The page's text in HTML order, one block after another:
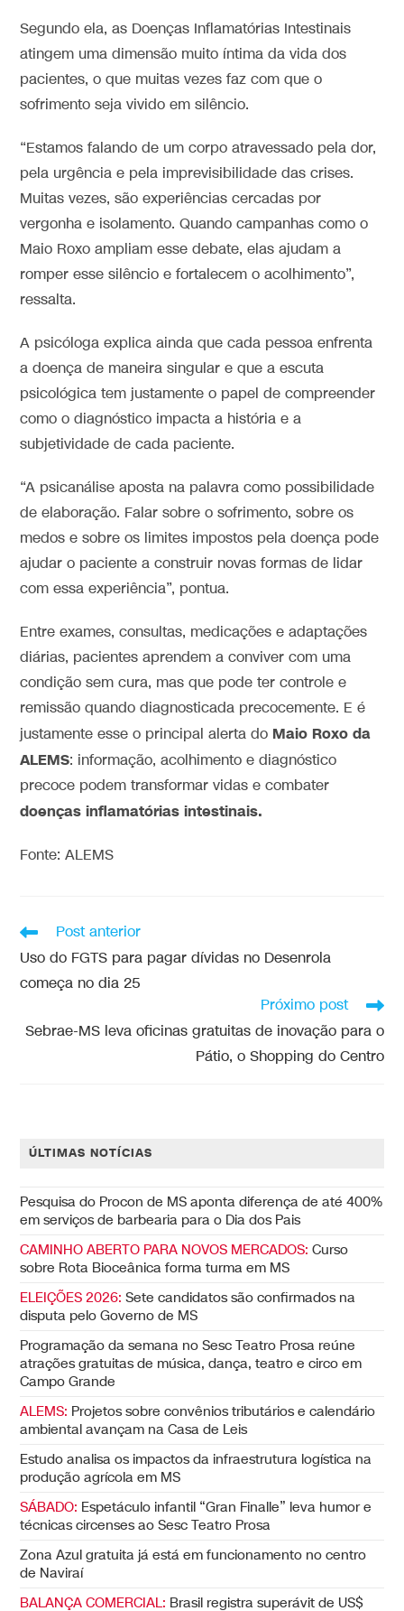
Segundo ela, as Doenças Inflamatórias Intestinais
atingem uma dimensão muito íntima da vida dos
pacientes, o que muitas vezes faz com que o
sofrimento seja vivido em silêncio.
“Estamos falando de um corpo atravessado pela dor,
pela urgência e pela imprevisibilidade das crises.
Muitas vezes, são experiências cercadas por
vergonha e isolamento. Quando campanhas como o
Maio Roxo ampliam esse debate, elas ajudam a
romper esse silêncio e fortalecem o acolhimento”,
ressalta.
A psicóloga explica ainda que cada pessoa enfrenta
a doença de maneira singular e que a escuta
psicológica tem justamente o papel de compreender
como o diagnóstico impacta a história e a
subjetividade de cada paciente.
“A psicanálise aposta na palavra como possibilidade
de elaboração. Falar sobre o sofrimento, sobre os
medos e sobre os limites impostos pela doença pode
ajudar o paciente a construir novas formas de lidar
com essa experiência”, pontua.
Entre exames, consultas, medicações e adaptações
diárias, pacientes aprendem a conviver com uma
condição sem cura, mas que pode ter controle e
remissão quando diagnosticada precocemente. E é
justamente esse o principal alerta do Maio Roxo da
ALEMS: informação, acolhimento e diagnóstico
precoce podem transformar vidas e combater
doenças inflamatórias intestinais.
Fonte: ALEMS
Post anterior
Uso do FGTS para pagar dívidas no Desenrola
começa no dia 25
Próximo post
Sebrae-MS leva oficinas gratuitas de inovação para o
Pátio, o Shopping do Centro
ÚLTIMAS NOTÍCIAS
Pesquisa do Procon de MS aponta diferença de até 400%
em serviços de barbearia para o Dia dos Pais
CAMINHO ABERTO PARA NOVOS MERCADOS: Curso
sobre Rota Bioceânica forma turma em MS
ELEIÇÕES 2026: Sete candidatos são confirmados na
disputa pelo Governo de MS
Programação da semana no Sesc Teatro Prosa reúne
atrações gratuitas de música, dança, teatro e circo em
Campo Grande
ALEMS: Projetos sobre convênios tributários e calendário
ambiental avançam na Casa de Leis
Estudo analisa os impactos da infraestrutura logística na
produção agrícola em MS
SÁBADO: Espetáculo infantil “Gran Finalle” leva humor e
técnicas circenses ao Sesc Teatro Prosa
Zona Azul gratuita já está em funcionamento no centro
de Naviraí
BALANÇA COMERCIAL: Brasil registra superávit de US$